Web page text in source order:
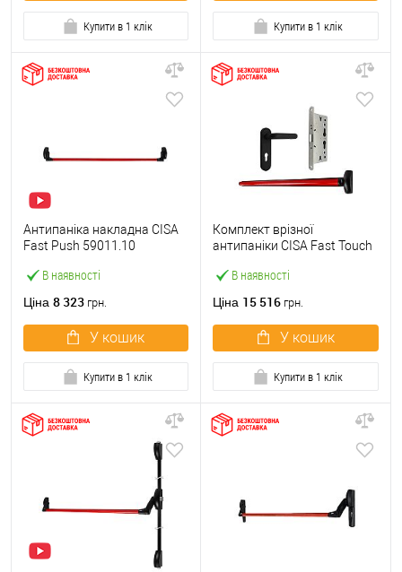
Купити в 1 клік Купити в 1 клік
В наявності
Антипаніка накладна CISA
Fast Push 59011.10
штангою 1200 мм червона
Ціна 8 323 грн.
У кошик
Купити в 1 клік
В наявності
Комплект врізної
антипаніки CISA Fast Touch
із замком та ручкою
Ціна 15 516 грн.
У кошик
Купити в 1 клік